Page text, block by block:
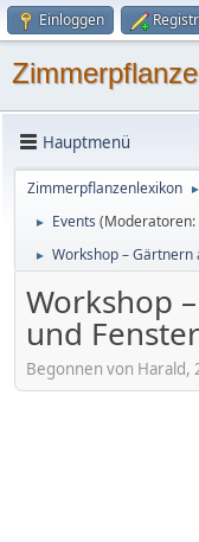
Einloggen
Hauptmenü
Zimmerpflanzenlexikon ►
► Events (Moderatoren:
► Workshop –
Workshop
und
Begonnen von Harald,